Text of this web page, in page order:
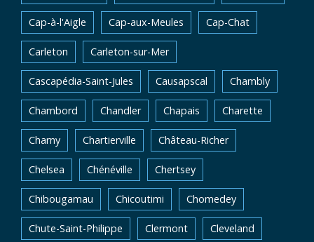
Cap-à-l'Aigle Cap-aux-Meules Cap-Chat
Carleton Carleton-sur-Mer
Cascapédia-Saint-Jules Causapscal Chambly
Chambord Chandler Chapais Charette
Charny Chartierville Château-Richer
Chelsea Chénéville Chertsey
Chibougamau Chicoutimi Chomedey
Chute-Saint-Philippe Clermont Cleveland